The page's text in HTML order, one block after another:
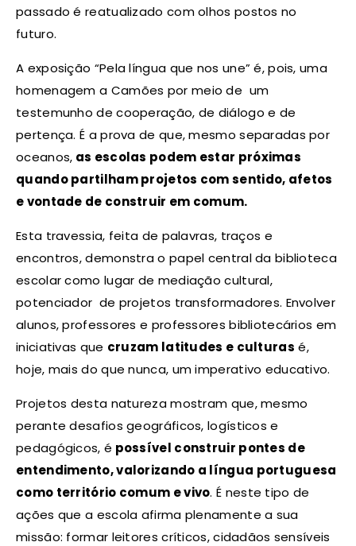
passado é reatualizado com olhos postos no
futuro.
A exposição “Pela língua que nos une” é, pois, uma
homenagem a Camões por meio de um
testemunho de cooperação, de diálogo e de
pertença. É a prova de que, mesmo separadas por
oceanos, as escolas podem estar próximas
quando partilham projetos com sentido, afetos
e vontade de construir em comum.
Esta travessia, feita de palavras, traços e
encontros, demonstra o papel central da biblioteca
escolar como lugar de mediação cultural,
potenciador de projetos transformadores. Envolver
alunos, professores e professores bibliotecários em
iniciativas que cruzam latitudes e culturas é,
hoje, mais do que nunca, um imperativo educativo.
Projetos desta natureza mostram que, mesmo
perante desafios geográficos, logísticos e
pedagógicos, é possível construir pontes de
entendimento, valorizando a língua portuguesa
como território comum e vivo. É neste tipo de
ações que a escola afirma plenamente a sua
missão: formar leitores críticos, cidadãos sensíveis